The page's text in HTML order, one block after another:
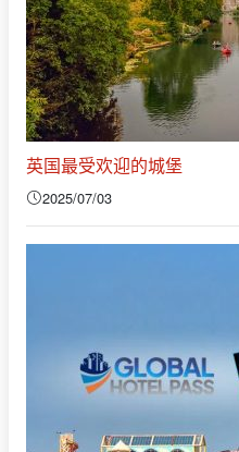
英国最受欢迎的城堡
2025/07/03